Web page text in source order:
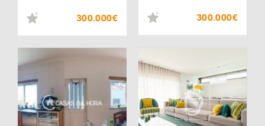
300.000€ 300.000€